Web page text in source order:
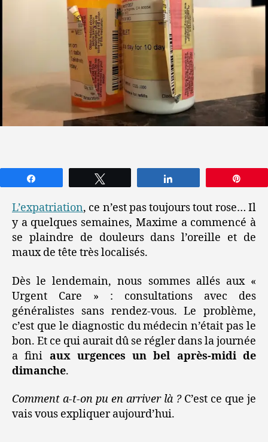
aux
USA
L’expatriation, ce n’est pas toujours tout rose… Il
y a quelques semaines, Maxime a commencé à
se plaindre de douleurs dans l’oreille et de
maux de tête très localisés.
Dès le lendemain, nous sommes allés aux «
Urgent Care » : consultations avec des
généralistes sans rendez-vous. Le problème,
c’est que le diagnostic du médecin n’était pas le
bon. Et ce qui aurait dû se régler dans la journée
a fini aux urgences un bel après-midi de
dimanche.
Comment a-t-on pu en arriver là ?C’est ce que je
vais vous expliquer aujourd’hui.